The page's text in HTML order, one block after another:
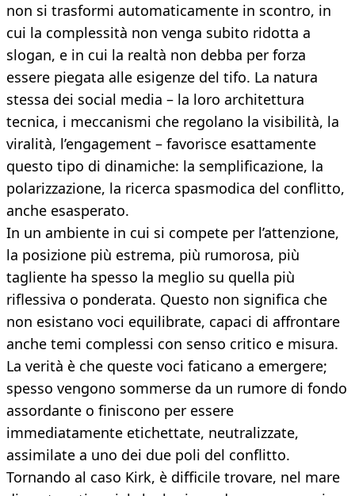
non si trasformi automaticamente in scontro, in
cui la complessità non venga subito ridotta a
slogan, e in cui la realtà non debba per forza
essere piegata alle esigenze del tifo. La natura
stessa dei social media – la loro architettura
tecnica, i meccanismi che regolano la visibilità, la
viralità, l’engagement – favorisce esattamente
questo tipo di dinamiche: la semplificazione, la
polarizzazione, la ricerca spasmodica del conflitto,
anche esasperato.
In un ambiente in cui si compete per l’attenzione,
la posizione più estrema, più rumorosa, più
tagliente ha spesso la meglio su quella più
riflessiva o ponderata. Questo non significa che
non esistano voci equilibrate, capaci di affrontare
anche temi complessi con senso critico e misura.
La verità è che queste voci faticano a emergere;
spesso vengono sommerse da un rumore di fondo
assordante o finiscono per essere
immediatamente etichettate, neutralizzate,
assimilate a uno dei due poli del conflitto.
Tornando al caso Kirk, è difficile trovare, nel mare